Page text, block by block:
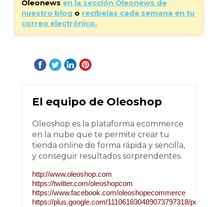
Oleonews en la sección Oleonews de
nuestro blog o recíbelas cada semana en tu
correo electrónico.
El equipo de Oleoshop
Oleoshop es la plataforma ecommerce
en la nube que te permite crear tu
tienda online de forma rápida y sencilla,
y conseguir resultados sorprendentes.
http://www.oleoshop.com
https://twitter.com/oleoshopcom
https://www.facebook.com/oleoshopecommerce
https://plus.google.com/111061830489073797318/posts